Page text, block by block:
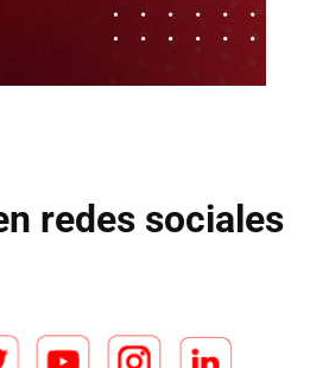
redes sociales